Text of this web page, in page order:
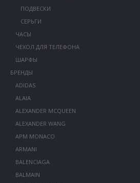
ПОДВЕСКИ
СЕРЬГИ
ЧАСЫ
ЧЕХОЛ ДЛЯ ТЕЛЕФОНА
ШАРФЫ
БРЕНДЫ
ADIDAS
ALAIA
ALEXANDER MCQUEEN
ALEXANDER WANG
APM MONACO
ARMANI
BALENCIAGA
BALMAIN